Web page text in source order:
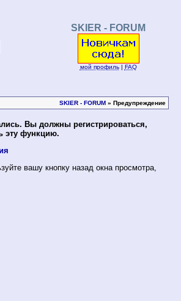
SKIER - FORUM
мой профиль| FAQ
SKIER - FORUM » Предупреждение
Вы должны регистрироваться,
эту функцию.
вашу кнопку назад окна просмотра,